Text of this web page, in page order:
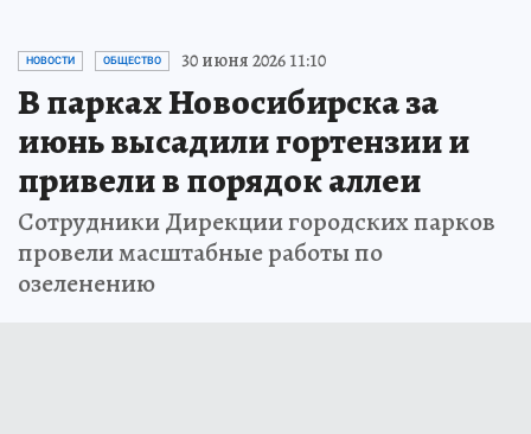
НОВОСТИ ОБЩЕСТВО 30 июня 2026 11:10
В парках Новосибирска за
июнь высадили гортензии и
привели в порядок аллеи
Сотрудники Дирекции городских парков
провели масштабные работы по
озеленению